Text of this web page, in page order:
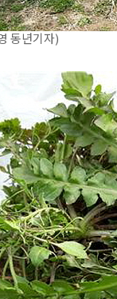
동년기자)